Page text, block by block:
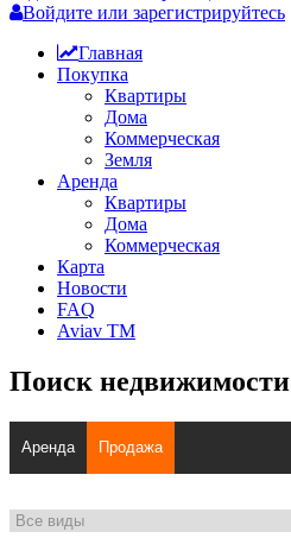
Войдите или зарегистрируйтесь
Главная
Покупка
Квартиры
Дома
Коммерческая
Земля
Аренда
Квартиры
Дома
Коммерческая
Карта
Новости
FAQ
Aviav TM
Поиск недвижимости
Аренда Продажа